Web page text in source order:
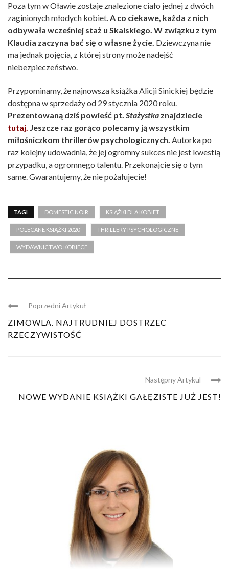
Poza tym w Oławie zostaje znalezione ciało jednej z dwóch
zaginionych młodych kobiet.A co ciekawe, każda z nich
odbywała wcześniej staż u Skalskiego. W związku z tym
Klaudia zaczyna bać się o własne życie. Dziewczyna nie
ma jednak pojęcia, z której strony może nadejść
niebezpieczeństwo.
Przypominamy, że najnowsza książka Alicji Sinickiej będzie
dostępna w sprzedaży od 29 stycznia 2020 roku.
Prezentowaną dziś powieść pt. Stażystka znajdziecie
tutaj. Jeszcze raz gorąco polecamy ją wszystkim
miłośniczkom thrillerów psychologicznych. Autorka po
raz kolejny udowadnia, że jej ogromny sukces nie jest kwestią
przypadku, a ogromnego talentu. Przekonajcie się o tym
same. Gwarantujemy, że nie pożałujecie!
TAGI DOMESTIC NOIR KSIĄŻKI DLA KOBIET
POLECANE KSIĄŻKI 2020 THRILLERY PSYCHOLOGICZNE
WYDAWNICTWO KOBIECE
Poprzedni Artykuł
ZIMOWLA. NAJTRUDNIEJ DOSTRZEC
RZECZYWISTOŚĆ
Następny Artykul
NOWE WYDANIE KSIĄŻKI GAŁĘZISTE JUŻ JEST!